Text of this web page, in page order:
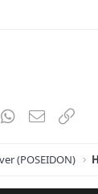
WhatsApp
E-postaLink
(POSEIDON)